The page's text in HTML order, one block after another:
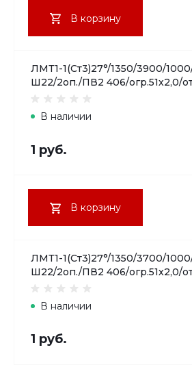
В корзину
ЛМТ1-1(Ст3)27°/1350/3900/
Ш22/2оп./ПВ2 406/огр.51х2,0/
В наличии
1 руб.
В корзину
ЛМТ1-1(Ст3)27°/1350/3700/
Ш22/2оп./ПВ2 406/огр.51х2,0/
В наличии
1 руб.